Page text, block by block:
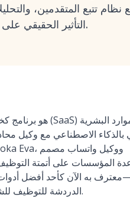
تتبع المتقدمين،
التأثير الحقيقي على وقت التوظيف.
الاصطناعي مع وكيل
المؤسسات على أتمتة
به الآن كأحد أفضل أدوات
الدردشة للتوظيف للشركات العالمية.